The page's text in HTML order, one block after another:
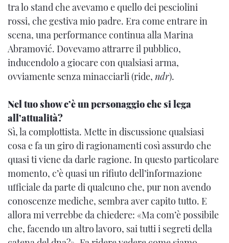
tra lo stand che avevamo e quello dei pesciolini
rossi, che gestiva mio padre. Era come entrare in
scena, una performance continua alla Marina
Abramović. Dovevamo attrarre il pubblico,
inducendolo a giocare con qualsiasi arma,
ovviamente senza minacciarli (ride, ndr).
Nel tuo show c’è un personaggio che si lega
all’attualità?
Sì, la complottista. Mette in discussione qualsiasi
cosa e fa un giro di ragionamenti così assurdo che
quasi ti viene da darle ragione. In questo particolare
momento, c’è quasi un rifiuto dell’informazione
ufficiale da parte di qualcuno che, pur non avendo
conoscenze mediche, sembra aver capito tutto. E
allora mi verrebbe da chiedere: «Ma com’è possibile
che, facendo un altro lavoro, sai tutti i segreti della